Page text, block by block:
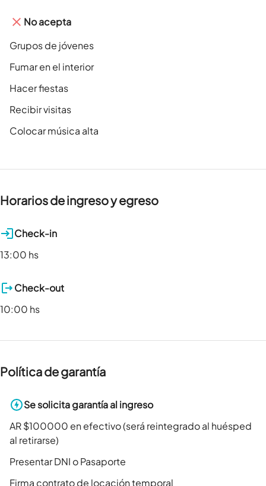
No acepta
Grupos de jóvenes
Fumar en el interior
Hacer fiestas
Recibir visitas
Colocar música alta
Horarios de ingreso y egreso
Check-in
13:00 hs
Check-out
10:00 hs
Política de garantía
Se solicita garantía al ingreso
AR $100000 en efectivo (será reintegrado al huésped
al retirarse)
Presentar DNI o Pasaporte
Firma contrato de locación temporal